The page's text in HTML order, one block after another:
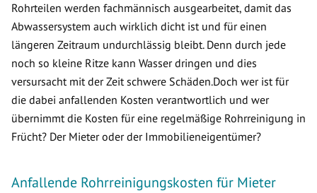
Rohrteilen werden fachmännisch ausgearbeitet, damit das
Abwassersystem auch wirklich dicht ist und für einen
längeren Zeitraum undurchlässig bleibt. Denn durch jede
noch so kleine Ritze kann Wasser dringen und dies
versursacht mit der Zeit schwere Schäden.Doch wer ist für
die dabei anfallenden Kosten verantwortlich und wer
übernimmt die Kosten für eine regelmäßige Rohrreinigung in
Frücht? Der Mieter oder der Immobilieneigentümer?
Anfallende Rohrreinigungskosten für Mieter